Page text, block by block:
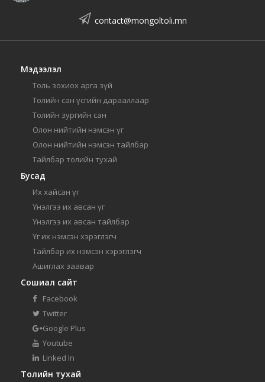
contact@mongoltoli.mn
Мэдээлэл
Толь зохиох арга зүй
Толийн сан үсгийн дарааллаар
Толийн зургийн сан
Олон нийтийн нэмсэн үг
Олон нийтийн нэмсэн тайлбар
Тайлбар толийн тухай
Бусад
Их хайсан үг
Үнэлгээ их авсан үг
Үнэлгээ их авсан тайлбар
Үг их нэмсэн хэрэглэгч
Тайлбар их нэмсэн хэрэглэгч
Ашиглах заавар
Сошиал сайт
Facebook
Twitter
Google Plus
Youtube
Linked In
Толийн тухай